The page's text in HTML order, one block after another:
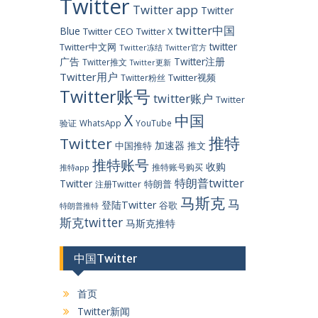
Twitter Twitter app Twitter
Blue Twitter CEO Twitter X twitter中国
Twitter中文网 Twitter冻结 Twitter官方 twitter
广告 Twitter推文 Twitter更新 Twitter注册
Twitter用户 Twitter粉丝 Twitter视频
Twitter账号 twitter账户 Twitter
验证 WhatsApp X YouTube 中国
Twitter 中国推特 加速器 推文 推特
推特app 推特账号 推特账号购买 收购
Twitter 注册Twitter 特朗普 特朗普twitter
特朗普推特 登陆Twitter 谷歌 马斯克马
斯克twitter 马斯克推特
中国Twitter
首页
Twitter新闻